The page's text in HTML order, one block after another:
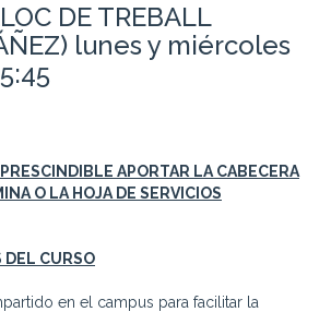
DE TREBALL
lunes y miércoles
APORTAR LA CABECERA
O LA HOJA DE SERVICIOS
DEL CURSO
en el campus para facilitar la